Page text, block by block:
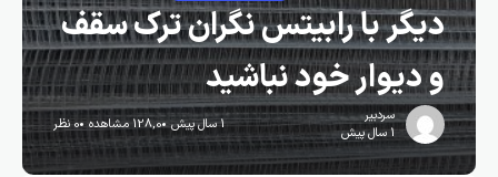
دیگر با رابیتس نگران ترک سقف
و دیوار خود نباشید
سردبیر
1 سال پیش
1 سال پیش 128,0 مشاهده 0 نظر